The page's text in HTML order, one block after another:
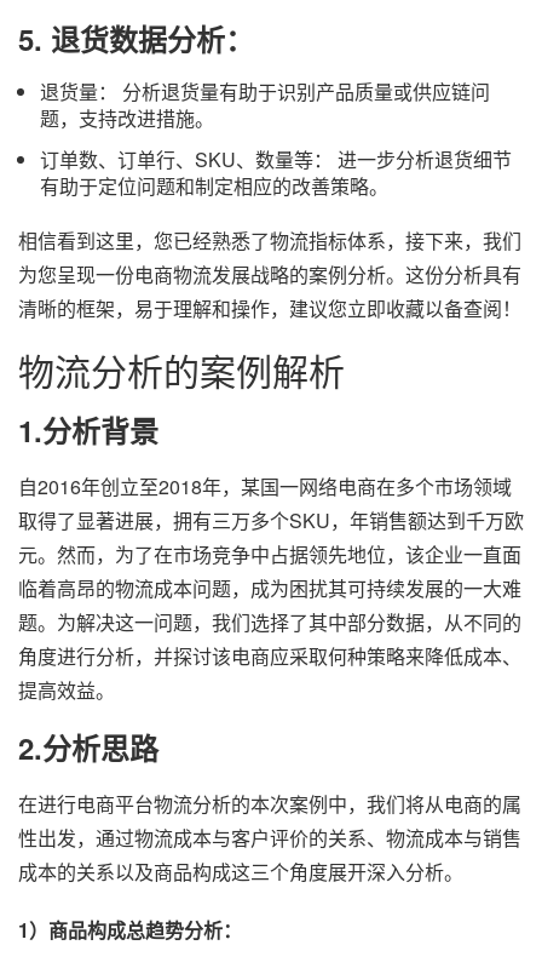
5. 退货数据分析：
退货量： 分析退货量有助于识别产品质量或供应链问
题，支持改进措施。
订单数、订单行、SKU、数量等： 进一步分析退货细节
有助于定位问题和制定相应的改善策略。
相信看到这里，您已经熟悉了物流指标体系，接下来，我们
为您呈现一份电商物流发展战略的案例分析。这份分析具有
清晰的框架，易于理解和操作，建议您立即收藏以备查阅！
物流分析的案例解析
1.分析背景
自2016年创立至2018年，某国一网络电商在多个市场领域
取得了显著进展，拥有三万多个SKU，年销售额达到千万欧
元。然而，为了在市场竞争中占据领先地位，该企业一直面
临着高昂的物流成本问题，成为困扰其可持续发展的一大难
题。为解决这一问题，我们选择了其中部分数据，从不同的
角度进行分析，并探讨该电商应采取何种策略来降低成本、
提高效益。
2.分析思路
在进行电商平台物流分析的本次案例中，我们将从电商的属
性出发，通过物流成本与客户评价的关系、物流成本与销售
成本的关系以及商品构成这三个角度展开深入分析。
1）商品构成总趋势分析：